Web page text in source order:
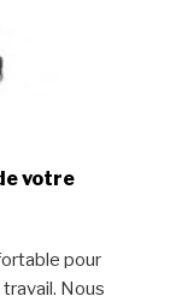
votre
pour
Nous